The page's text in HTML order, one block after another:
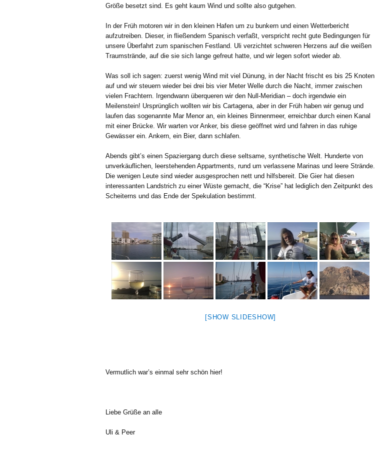
Größe besetzt sind. Es geht kaum Wind und sollte also gutgehen.
In der Früh motoren wir in den kleinen Hafen um zu bunkern und einen Wetterbericht
aufzutreiben. Dieser, in fließendem Spanisch verfaßt, verspricht recht gute Bedingungen für
unsere Überfahrt zum spanischen Festland. Uli verzichtet schweren Herzens auf die weißen
Traumstrände, auf die sie sich lange gefreut hatte, und wir legen sofort wieder ab.
Was soll ich sagen: zuerst wenig Wind mit viel Dünung, in der Nacht frischt es bis 25 Knoten
auf und wir steuern wieder bei drei bis vier Meter Welle durch die Nacht, immer zwischen
vielen Frachtern. Irgendwann überqueren wir den Null-Meridian – doch irgendwie ein
Meilenstein! Ursprünglich wollten wir bis Cartagena, aber in der Früh haben wir genug und
laufen das sogenannte Mar Menor an, ein kleines Binnenmeer, erreichbar durch einen Kanal
mit einer Brücke. Wir warten vor Anker, bis diese geöffnet wird und fahren in das ruhige
Gewässer ein. Ankern, ein Bier, dann schlafen.
Abends gibt’s einen Spaziergang durch diese seltsame, synthetische Welt. Hunderte von
unverkäuflichen, leerstehenden Appartments, rund um verlassene Marinas und leere Strände.
Die wenigen Leute sind wieder ausgesprochen nett und hilfsbereit. Die Gier hat diesen
interessanten Landstrich zu einer Wüste gemacht, die “Krise” hat lediglich den Zeitpunkt des
Scheiterns und das Ende der Spekulation bestimmt.
[SHOW SLIDESHOW]
Vermutlich war’s einmal sehr schön hier!
Liebe Grüße an alle
Uli & Peer